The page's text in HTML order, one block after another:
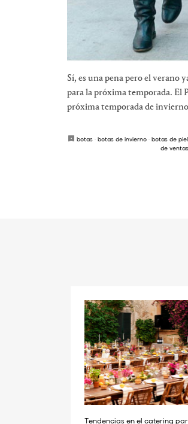
Sí, es una pena pero el verano
para la próxima temporada. El
próxima temporada de
botas· botas de invierno· botas de piel
de
Tendencias en el catering